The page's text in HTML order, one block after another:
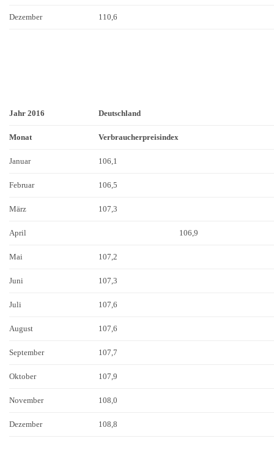
Dezember 110,6
Jahr 2016 Deutschland
Monat Verbraucherpreisindex
Januar 106,1
Februar 106,5
März 107,3
April 106,9
Mai 107,2
Juni 107,3
Juli 107,6
August 107,6
September 107,7
Oktober 107,9
November 108,0
Dezember 108,8